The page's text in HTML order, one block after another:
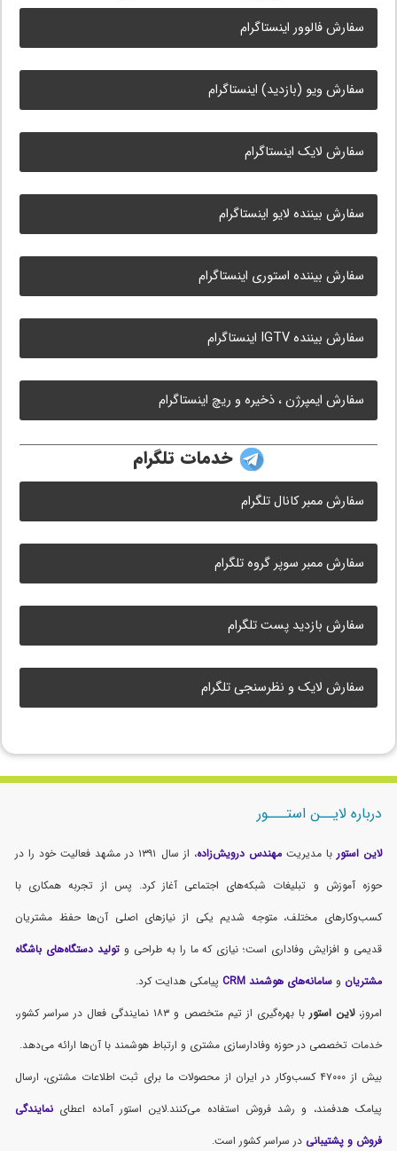
سفارش فالوور اینستاگرام
سفارش ویو (بازدید) اینستاگرام
سفارش لایک اینستاگرام
سفارش بیننده لایو اینستاگرام
سفارش بیننده استوری اینستاگرام
سفارش بیننده IGTV اینستاگرام
سفارش ایمپرژن ، ذخیره و ریچ اینستاگرام
خدمات تلگرام
سفارش ممبر کانال تلگرام
سفارش ممبر سوپر گروه تلگرام
سفارش بازدید پست تلگرام
سفارش لایک و نظرسنجی تلگرام